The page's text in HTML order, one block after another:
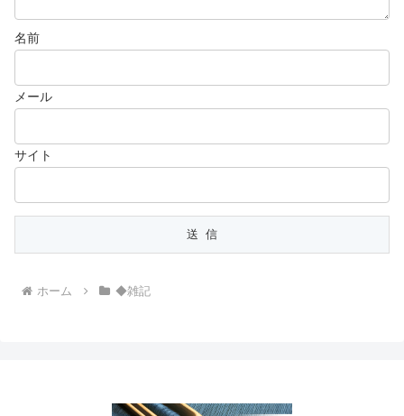
名前
メール
サイト
ホーム ◆雑記